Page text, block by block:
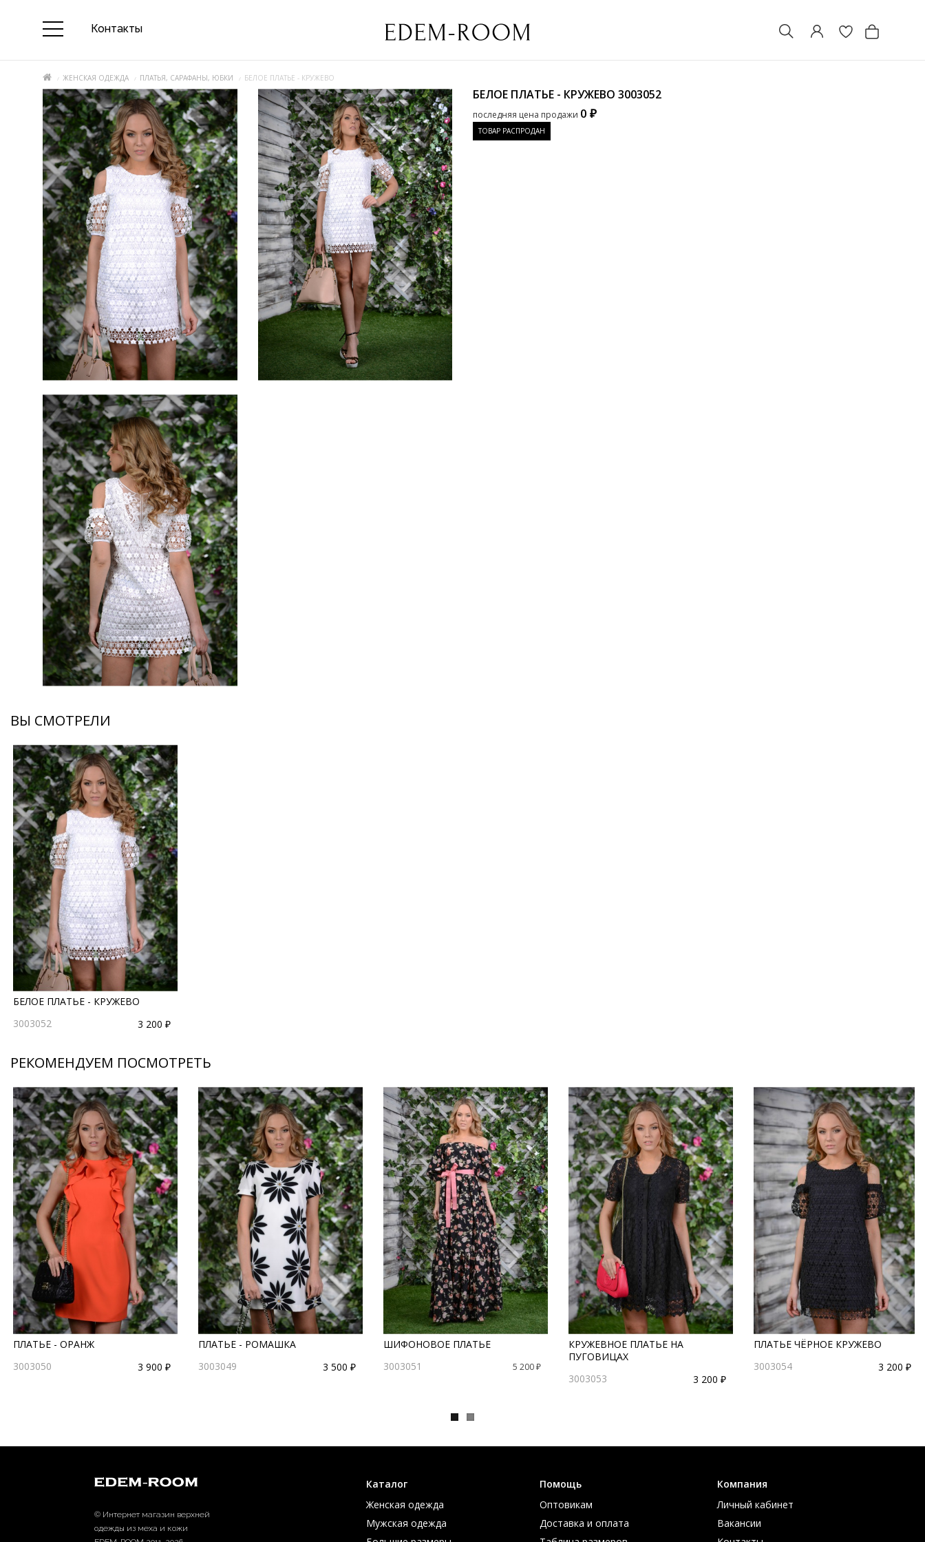
Контакты
ЖЕНСКАЯ ОДЕЖДА ПЛАТЬЯ, САРАФАНЫ, ЮБКИ БЕЛОЕ ПЛАТЬЕ - КРУЖЕВО
БЕЛОЕ ПЛАТЬЕ - КРУЖЕВО 3003052
последняя цена продажи 0 ₽
ТОВАР РАСПРОДАН
ВЫ СМОТРЕЛИ
БЕЛОЕ ПЛАТЬЕ - КРУЖЕВО
3003052
3 200 ₽
РЕКОМЕНДУЕМ ПОСМОТРЕТЬ
ПЛАТЬЕ - ОРАНЖ
3003050
3 900 ₽
ПЛАТЬЕ - РОМАШКА
3003049
3 500 ₽
ШИФОНОВОЕ ПЛАТЬЕ
3003051
5 200 ₽
КРУЖЕВНОЕ ПЛАТЬЕ НА
ПУГОВИЦАХ
3003053
3 200 ₽
ПЛАТЬЕ ЧЁРНОЕ КРУЖЕВО
3003054
3 200 ₽
© Интернет магазин верхней
одежды из меха и кожи
Каталог
Женская одежда
Мужская одежда
Помощь
Оптовикам
Доставка и оплата
Компания
Личный кабинет
Вакансии